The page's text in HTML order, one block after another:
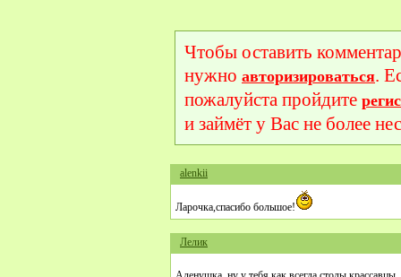
Чтобы оставить
нужно авторизироваться.
пожалуйста пройдите
и займёт у Вас не более
alenkii
Ларочка,спасибо большое!
Лелик